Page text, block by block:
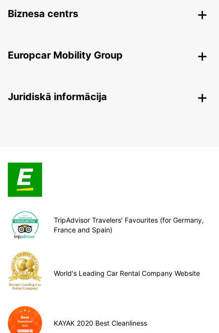
Biznesa centrs
Europcar Mobility Group
Juridiskā informācija
TripAdvisor Travelers’ Favourites (for Germany,
France and Spain)
World's Leading Car Rental Company Website
KAYAK 2020 Best Cleanliness